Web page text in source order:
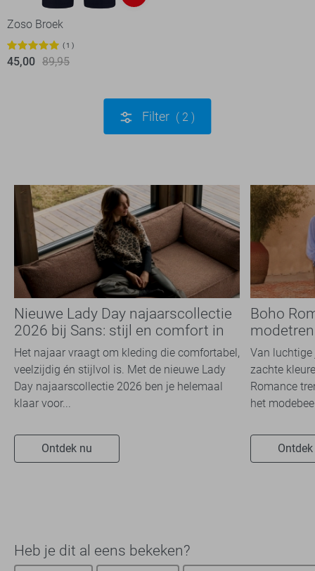
Zoso Broek
1
45,00 89,95
Filter 2
Nieuwe Lady Day najaarscollectie
2026 bij Sans: stijl en comfort in
travelkwaliteit
Het najaar vraagt om kleding die comfortabel,
veelzijdig én stijlvol is. Met de nieuwe Lady
Day najaarscollectie 2026 ben je helemaal
klaar voor...
Ontdek nu
Boho
overal
Van luchtige
zachte
Romance
het
Heb je dit al eens bekeken?